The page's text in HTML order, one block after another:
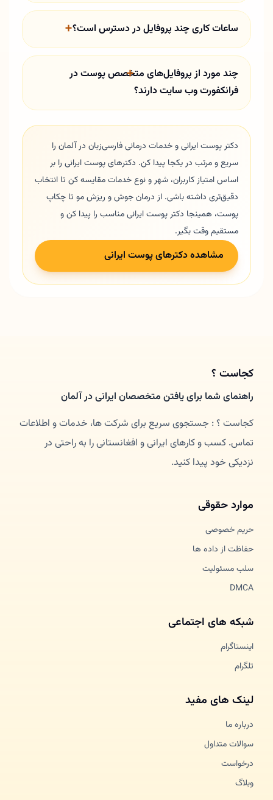
ساعات کاری چند پروفایل در دسترس است؟
چند مورد از پروفایل‌های متخصص پوست در
فرانکفورت وب سایت دارند؟
دکتر پوست ایرانی و خدمات درمانی فارسی‌زبان در آلمان را
سریع و مرتب در یکجا پیدا کن. دکترهای پوست ایرانی را بر
اساس امتیاز کاربران، شهر و نوع خدمات مقایسه کن تا انتخاب
دقیق‌تری داشته باشی. از درمان جوش و ریزش مو تا چکاپ
پوست، همینجا دکتر پوست ایرانی مناسب را پیدا کن و
مستقیم وقت بگیر.
مشاهده دکترهای پوست ایرانی
کجاست ؟
راهنمای شما برای یافتن متخصصان ایرانی در آلمان
کجاست ؟ : جستجوی سریع برای شرکت ها، خدمات و اطلاعات
تماس. کسب و کارهای ایرانی و افغانستانی را به راحتی در
نزدیکی خود پیدا کنید.
موارد حقوقی
حریم خصوصی
حفاظت از داده ها
سلب مسئولیت
DMCA
شبکه های اجتماعی
اینستاگرام
تلگرام
لینک های مفید
درباره ما
سوالات متداول
درخواست
وبلاگ